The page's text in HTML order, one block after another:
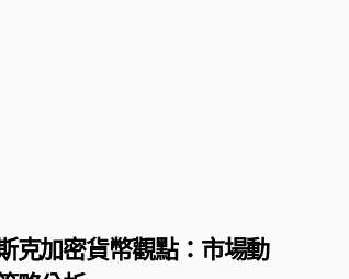
克加密貨幣觀點：市場動